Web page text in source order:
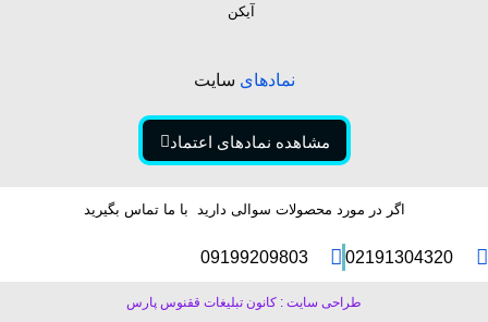
آیکن
نمادهای سایت
مشاهده نمادهای اعتماد
اگر در مورد محصولات سوالی دارید با ما تماس بگیرید
02191304320
09199209803
طراحی سایت : کانون تبلیغات ققنوس پارس